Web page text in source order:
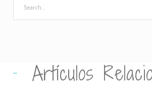
Artículos